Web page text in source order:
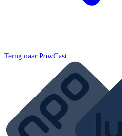
Terug naarPowCast